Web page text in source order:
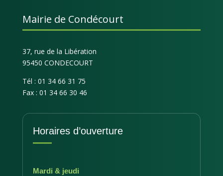
Mairie de Condécourt
37, rue de la Libération
95450 CONDECOURT
Tél : 01 34 66 31 75
Fax : 01 34 66 30 46
Horaires d’ouverture
Mardi & jeudi